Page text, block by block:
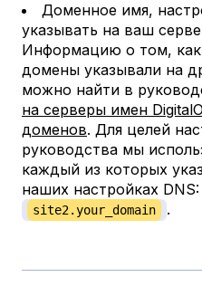
Доменное имя,
указывать на ваш
Информацию о том, как
домены указывали на
можно найти в
на серверы имен
доменов. Для целей
руководства мы
каждый из которых
наших настройках DNS:
site2.your_domain .